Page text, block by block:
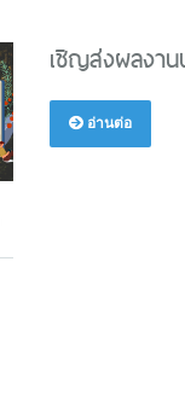
เชิญส่งผลงาน
อ่านต่อ